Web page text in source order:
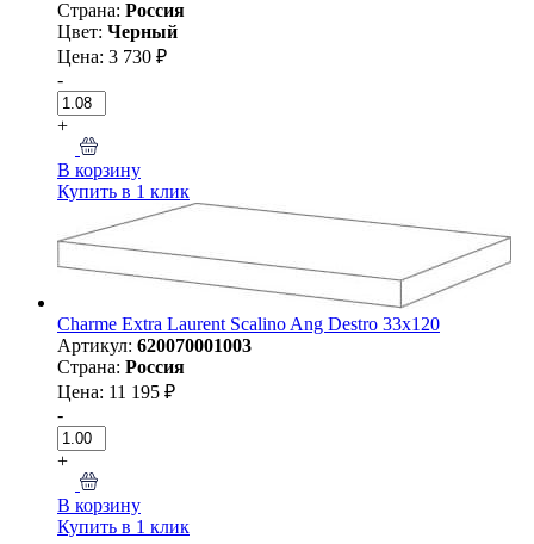
Страна: Россия
Цвет: Черный
Цена: 3 730 ₽
-
+
В корзину
Купить в 1 клик
Charme Extra Laurent Scalino Ang Destro 33x120
Артикул: 620070001003
Страна: Россия
Цена: 11 195 ₽
-
+
В корзину
Купить в 1 клик